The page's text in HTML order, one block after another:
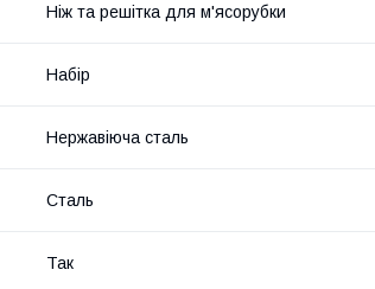
Ніж та решітка для м'ясорубки
Набір
Нержавіюча сталь
Сталь
Так